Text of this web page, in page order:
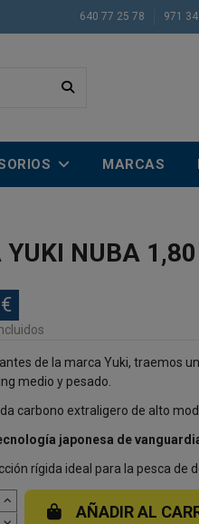
640 77 25 78 971
MARCAS
YUKI NUBA
de la marca Yuki, traemos
medio y pesado.
carbono extraligero de alto
japonesa de
rígida ideal para la pesca de
AÑADIR AL